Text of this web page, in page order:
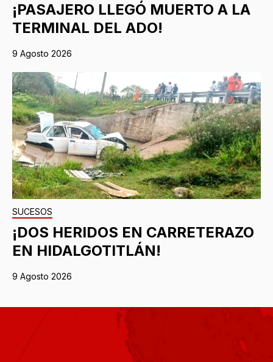
¡PASAJERO LLEGÓ MUERTO A LA
TERMINAL DEL ADO!
9 Agosto 2026
SUCESOS
¡DOS HERIDOS EN CARRETERAZO
EN HIDALGOTITLÁN!
9 Agosto 2026